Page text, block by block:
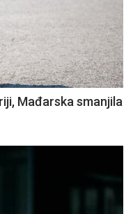
Mađarska smanjila